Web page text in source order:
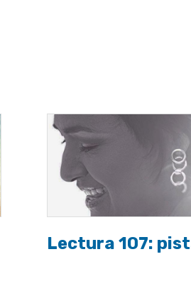
Lectura 107: